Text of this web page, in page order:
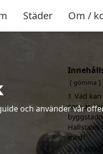
Städer Om /
och använder vår
gömma
1 Vad
som är
Hallstavik
med?
2 Få alltid